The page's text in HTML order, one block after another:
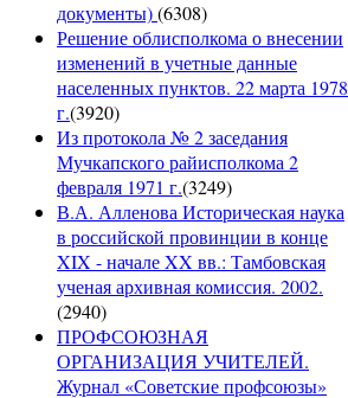
документы)(6308)
Решение облисполкома о внесении
изменений в учетные данные
населенных пунктов. 22 марта 1978
г.(3920)
Из протокола № 2 заседания
Мучкапского райисполкома 2
февраля 1971 г.(3249)
В.А. Алленова Историческая наука
в российской провинции в конце
XIX - начале XX вв.: Тамбовская
ученая архивная комиссия. 2002.
(2940)
ПРОФСОЮЗНАЯ
ОРГАНИЗАЦИЯ УЧИТЕЛЕЙ.
Журнал «Советские профсоюзы»